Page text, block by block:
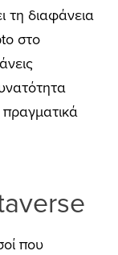
τη διαφάνεια
στο
που